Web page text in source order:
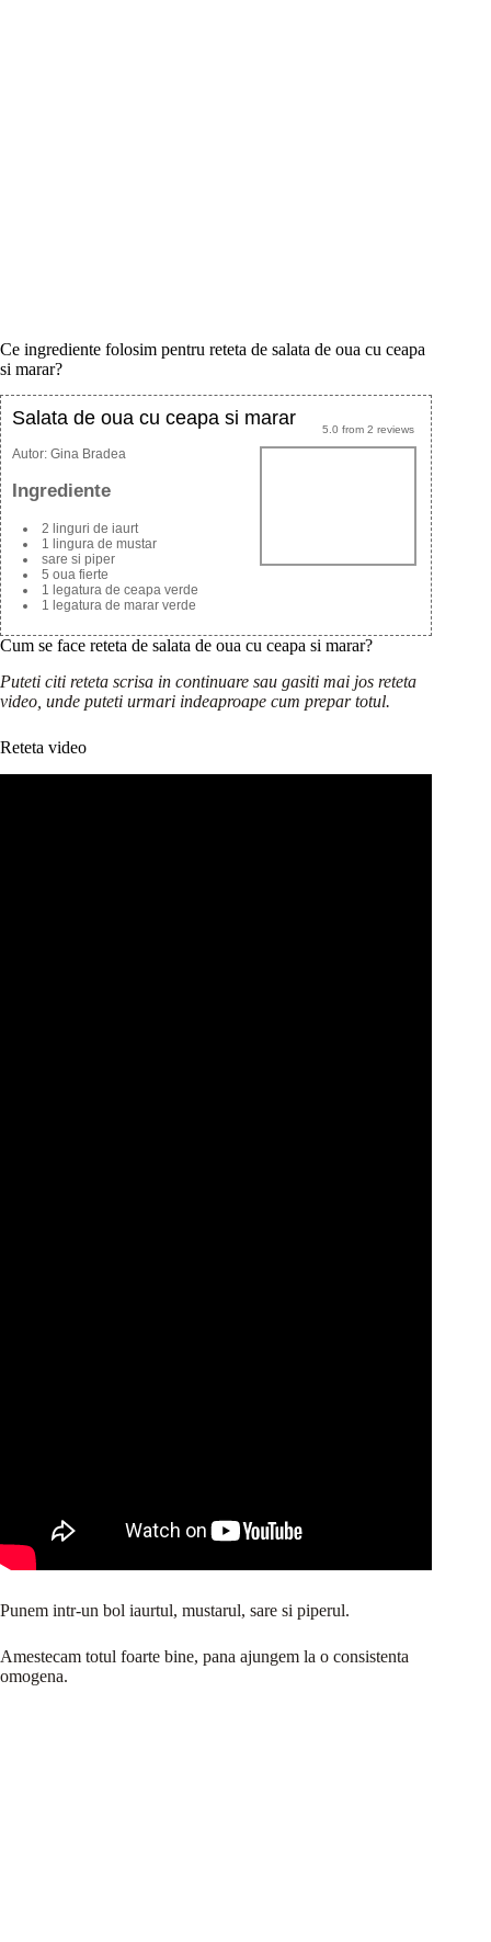
Ce ingrediente folosim pentru reteta de salata de oua cu ceapa
si marar?
5.0 from 2 reviews
Salata de oua cu ceapa si marar
Autor: Gina Bradea
Ingrediente
2 linguri de iaurt
1 lingura de mustar
sare si piper
5 oua fierte
1 legatura de ceapa verde
1 legatura de marar verde
Cum se face reteta de salata de oua cu ceapa si marar?
Puteti citi reteta scrisa in continuare sau gasiti mai jos reteta
video, unde puteti urmari indeaproape cum prepar totul.
Reteta video
Punem intr-un bol iaurtul, mustarul, sare si piperul.
Amestecam totul foarte bine, pana ajungem la o consistenta
omogena.